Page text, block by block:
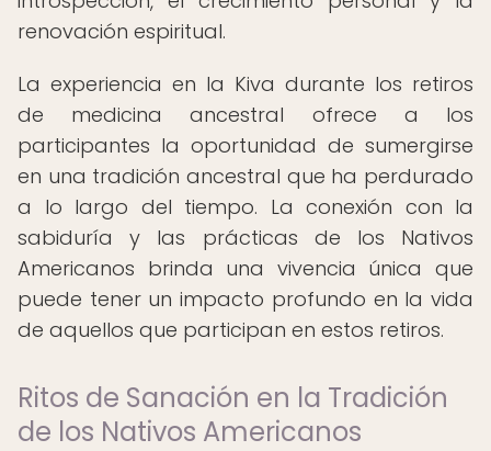
renovación espiritual.
La experiencia en la Kiva durante los retiros
de medicina ancestral ofrece a los
participantes la oportunidad de sumergirse
en una tradición ancestral que ha perdurado
a lo largo del tiempo. La conexión con la
sabiduría y las prácticas de los Nativos
Americanos brinda una vivencia única que
puede tener un impacto profundo en la vida
de aquellos que participan en estos retiros.
Ritos de Sanación en la Tradición
de los Nativos Americanos